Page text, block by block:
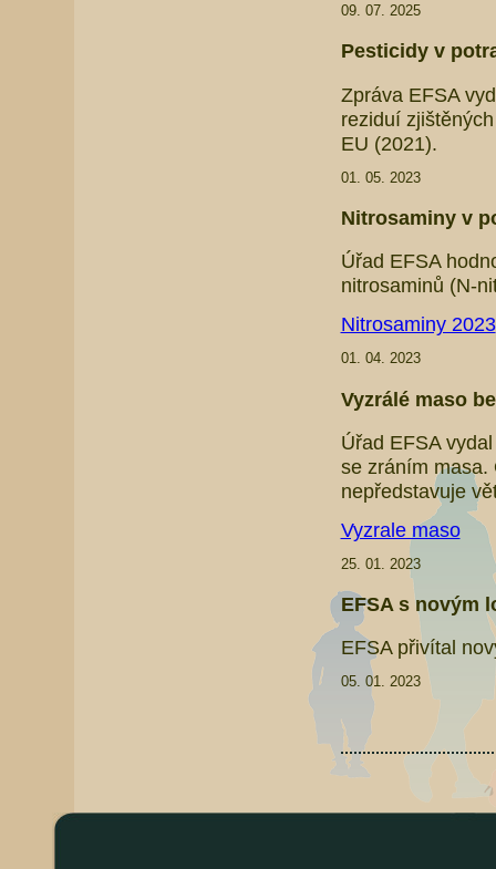
09. 07. 2025
Pesticidy v
Zpráva EFSA
reziduí
EU (2021).
01. 05. 2023
Nitrosaminy v
Úřad EFSA
nitrosaminů (N-
Nitrosaminy 2023
01. 04. 2023
Vyzrálé maso
Úřad EFSA
se zráním masa.
nepředstavuje
Vyzrale maso
25. 01. 2023
EFSA s novým
EFSA přivítal
05. 01. 2023